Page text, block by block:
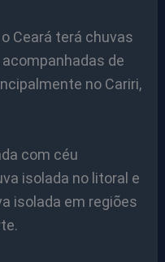
o Ceará terá chuvas
de
no Cariri,
com céu
isolada no litoral e
isolada em regiões